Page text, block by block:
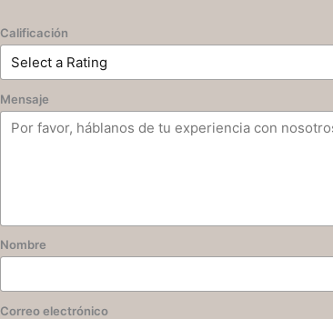
Calificación
Mensaje
Nombre
Correo electrónico